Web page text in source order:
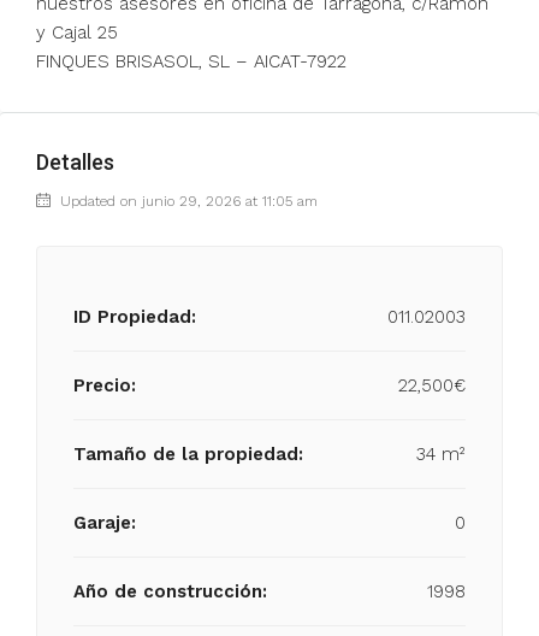
y Cajal 25
FINQUES BRISASOL, SL – AICAT-7922
Detalles
Updated on junio 29, 2026 at 11:05 am
ID Propiedad: 011.02003
Precio: 22,500€
Tamaño de la propiedad: 34 m²
Garaje: 0
Año de construcción: 1998